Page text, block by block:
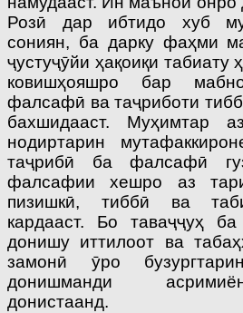
Розӣ дар ибтидо хуб
сониян, ба дарку фаҳми
ҷустуҷӯйи ҳақоиқи табиату
ковишҳояшро бар
фалсафӣ ва таҷриботи
бахшидааст. Муҳимтар
нодиртарин
таҷрибӣ ба фалсафӣ
фалсафии хешро аз
пизишкӣ, тиббӣ ва
кардааст. Бо таваҷҷуҳ
донишу иттилоот ва
замонӣ ӯро
донишманди
донистаанд.